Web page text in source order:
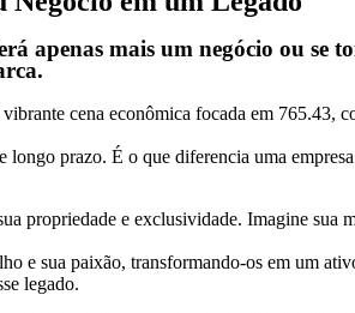
apenas mais um negócio ou se
cena econômica focada em 765.43,
prazo. É o que diferencia uma
e exclusividade. Imagine sua
e sua paixão, transformando-os em um
legado.